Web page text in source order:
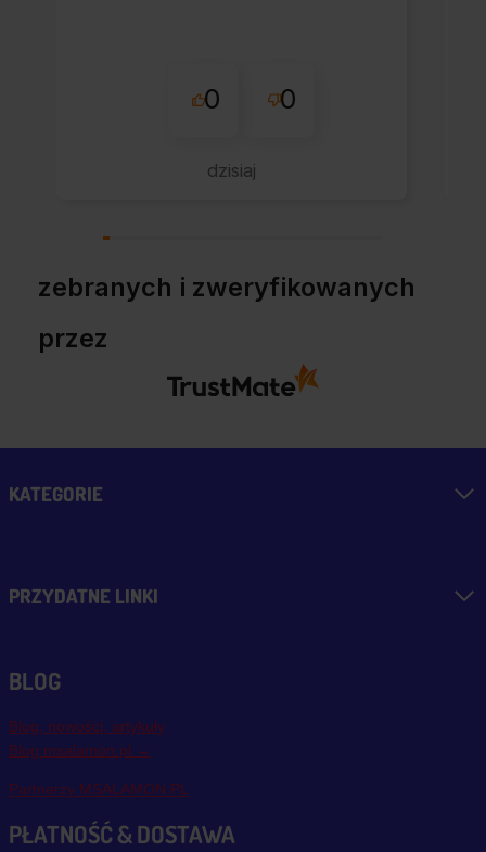
0 0
dzisiaj
zebranych i zweryfikowanych
przez
KATEGORIE
PRZYDATNE LINKI
BLOG
Blog, nowości, artykuły
Blog msalamon.pl →
Partnerzy MSALAMON.PL
PŁATNOŚĆ & DOSTAWA